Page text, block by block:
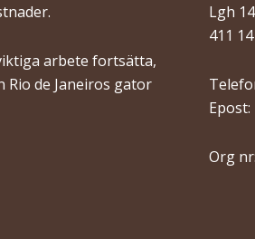
arbete fortsätta,
de Janeiros gator
Lgh
411
Epost:
Org